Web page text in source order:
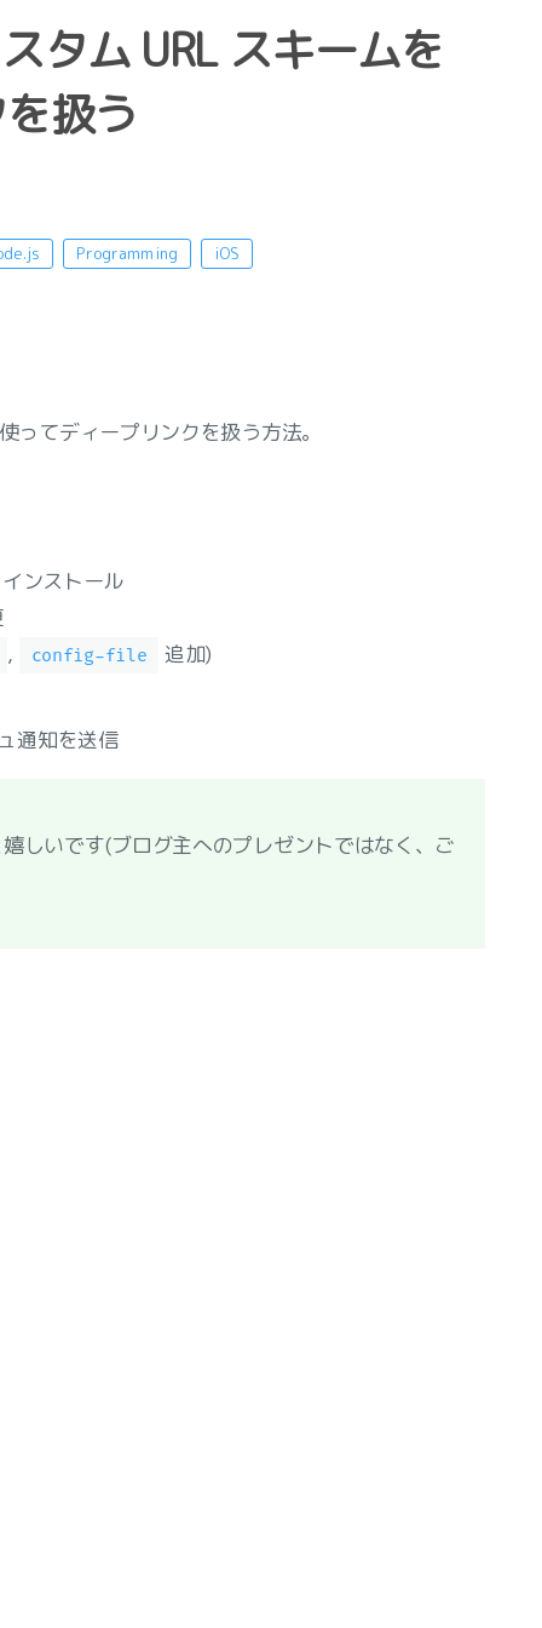
タム URL スキームを
扱う
Programming iOS
てディープリンクを扱う方法。
ンストール
, config-file 追加)
通知を送信
しいです(ブログ主へのプレゼントではなく、ご